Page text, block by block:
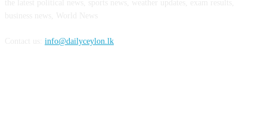
info@dailyceylon.lk